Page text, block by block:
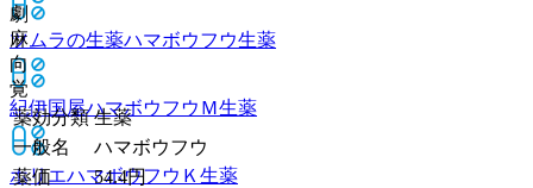
ツムラの生薬ハマボウフウ生薬
紀伊国屋ハマボウフウＭ生薬
ホリエハマボウフウＫ 生薬
劇
麻
向
覚
薬効分類 生薬
一般名
ハマボウフウ
薬価
54.4円